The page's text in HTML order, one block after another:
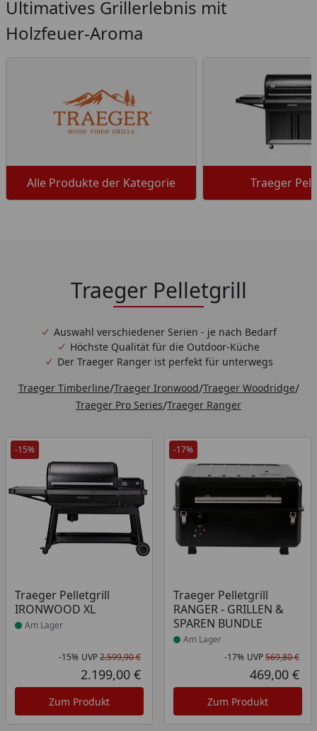
Ultimatives Grillerlebnis mit
Holzfeuer-Aroma
Alle Produkte der Kategorie Traeger
Traeger Pelletgrill
Auswahl verschiedener Serien - je nach Bedarf
Höchste Qualität für die Outdoor-Küche
Der Traeger Ranger ist perfekt für unterwegs
Traeger Timberline/Traeger Ironwood/Traeger Woodridge/
Traeger Pro Series/Traeger Ranger
-15%
Traeger Pelletgrill
IRONWOOD XL
Produkt am Lager
Am Lager
Rabatt in Prozent
-15%
Ursprünglicher Preis
UVP2.599,90 €
Aktueller Preis
2.199,00 €
Zum Produkt
-17%
Traeger Pelletgrill
RANGER - GRILLEN &
SPAREN BUNDLE
Produkt am Lager
Am Lager
-17% UVP569,80 €
469,00 €
Zum Produkt